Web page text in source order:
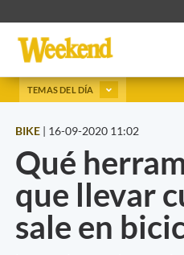
TEMAS DEL DÍA
BIKE | 16-09-2020 11:02
Qué
que llevar
sale en